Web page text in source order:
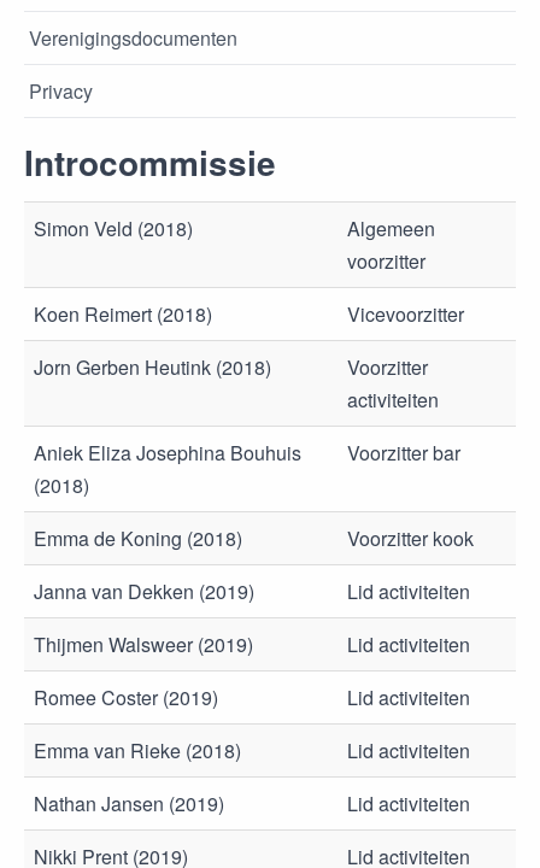
Verenigingsdocumenten
Privacy
Introcommissie
Simon Veld (2018)
Algemeen
voorzitter
Koen Reimert (2018)
Vicevoorzitter
Jorn Gerben Heutink (2018)
Voorzitter
activiteiten
Aniek Eliza Josephina Bouhuis
(2018)
Voorzitter bar
Emma de Koning (2018)
Voorzitter kook
Janna van Dekken (2019)
Lid activiteiten
Thijmen Walsweer (2019)
Lid activiteiten
Romee Coster (2019)
Lid activiteiten
Emma van Rieke (2018)
Lid activiteiten
Nathan Jansen (2019)
Lid activiteiten
Nikki Prent (2019)
Lid activiteiten